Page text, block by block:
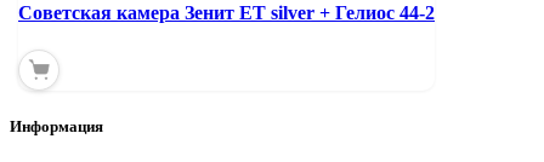
Советская камера Зенит ЕТ silver + Гелиос 44-2
Информация